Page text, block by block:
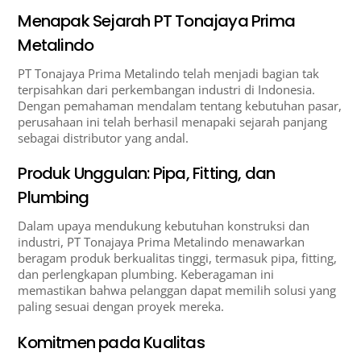
Menapak Sejarah PT Tonajaya Prima
Metalindo
PT Tonajaya Prima Metalindo telah menjadi bagian tak
terpisahkan dari perkembangan industri di Indonesia.
Dengan pemahaman mendalam tentang kebutuhan pasar,
perusahaan ini telah berhasil menapaki sejarah panjang
sebagai distributor yang andal.
Produk Unggulan: Pipa, Fitting, dan
Plumbing
Dalam upaya mendukung kebutuhan konstruksi dan
industri, PT Tonajaya Prima Metalindo menawarkan
beragam produk berkualitas tinggi, termasuk pipa, fitting,
dan perlengkapan plumbing. Keberagaman ini
memastikan bahwa pelanggan dapat memilih solusi yang
paling sesuai dengan proyek mereka.
Komitmen pada Kualitas